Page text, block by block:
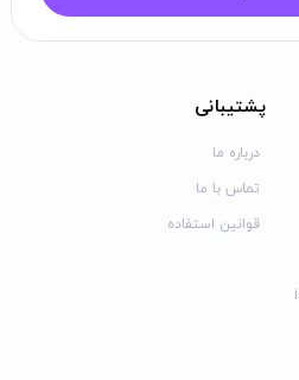
پشتیبانی
درباره ما
تماس با ما
قوانین استفاده